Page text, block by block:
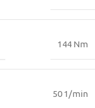
144 Nm
50 1/min